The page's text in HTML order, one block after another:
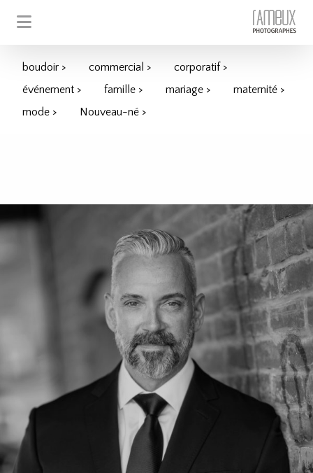
boudoir > commercial >
corporatif >
événement >
famille > mariage >
maternité >
mode >
Nouveau-né >